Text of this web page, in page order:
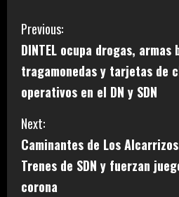
C
o
n
t
i
n
Previous:
DINTEL ocupa drogas, armas
tragamonedas y tarjetas de
operativos en el DN y SDN
Next:
Caminantes de Los
Trenes de SDN y fuerzan
corona